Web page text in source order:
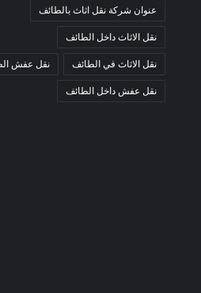
عنوان شركة نقل اثاث بالطائف
نقل الاثاث داخل الطائف
نقل الاثاث في الطائف نقل عفش
نقل عفش داخل الطائف